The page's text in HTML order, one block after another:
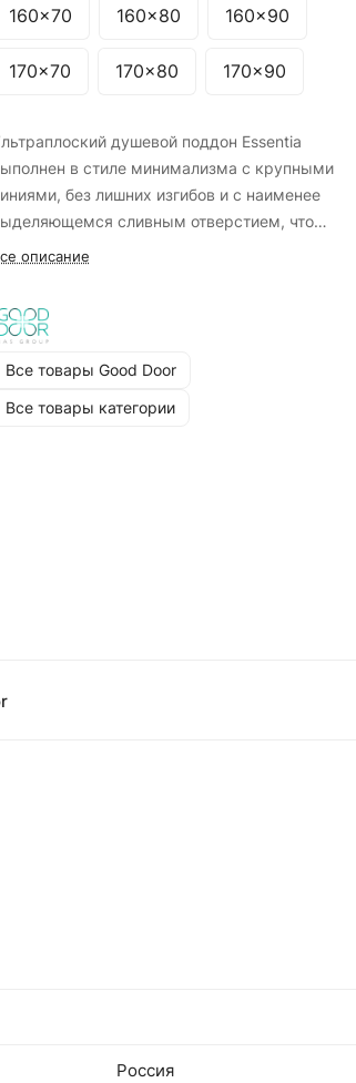
160x70 160x80 160x90
170x70 170x80 170x90
душевой поддон Essentia
в стиле минимализма с крупными
без лишних изгибов и с наименее
сливным отверстием, что
натуральный камень.
описание
Все товары Good Door
Все товары категории
Россия